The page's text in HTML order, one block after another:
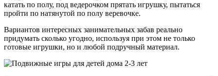
катать по полу, под ведерочком прятать игрушку, пытаться
пройти по натянутой по полу веревочке.
Вариантов интересных занимательных забав реально
придумать сколько угодно, используя при этом не только
готовые игрушки, но и любой подручный материал.